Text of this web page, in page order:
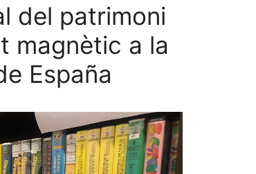
del patrimoni
magnètic a la
España